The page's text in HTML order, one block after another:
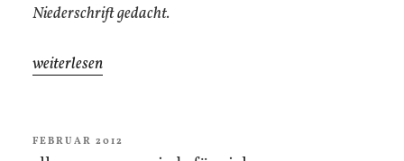
Niederschrift gedacht.
„Zur
Existenz“
weiterlesen
VERÖFFENTLICHT
AM
FEBRUAR 2012